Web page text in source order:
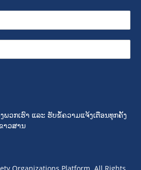
ວກເຮົາ ແລະ ຮັບຂໍ້ຄວາມແຈ້ງເຕືອນທຸກຄັ້ງ
າວສານ